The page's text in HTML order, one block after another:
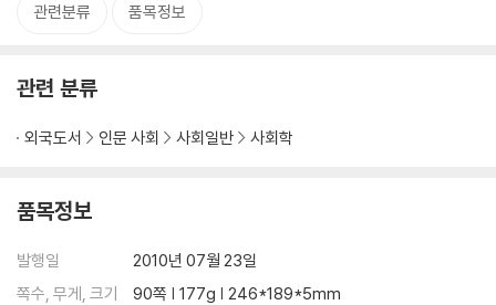
관련분류 품목정보
관련 분류
외국도서 인문 사회 사회일반 사회학
품목정보
발행일
2010년 07월 23일
쪽수, 무게, 크기
90쪽 | 177g | 246*189*5mm